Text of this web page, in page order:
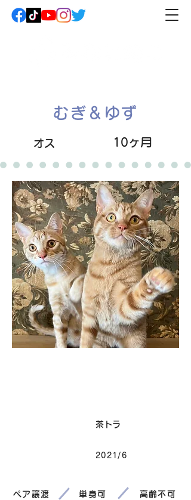
むぎ＆ゆず
オス 10ヶ月
茶トラ
2021/6
ペア譲渡 単身可 高齢不可